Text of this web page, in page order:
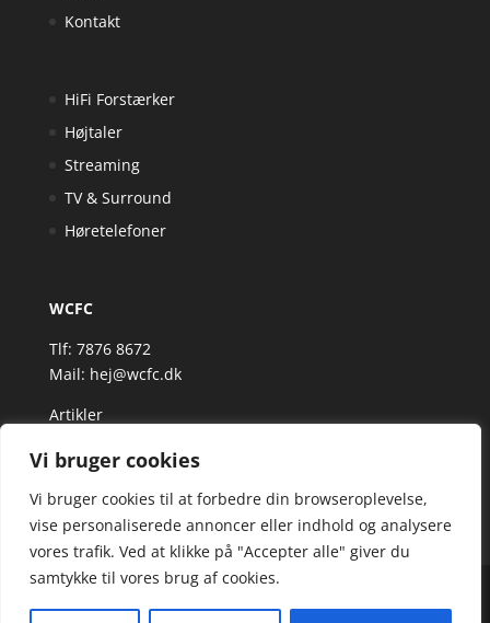
Vi bruger cookies
Vi bruger cookies til at forbedre din browseroplevelse,
vise personaliserede annoncer eller indhold og analysere
vores trafik. Ved at klikke på "Accepter alle" giver du
samtykke til vores brug af cookies.
Kontakt
HiFi Forstærker
Højtaler
Streaming
TV & Surround
Høretelefoner
WCFC
Tlf: 7876 8672
Mail: hej@wcfc.dk
Artikler